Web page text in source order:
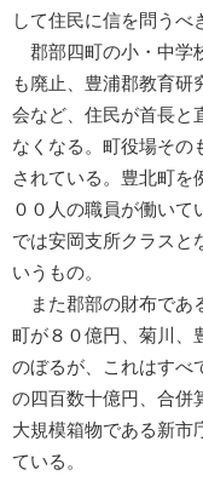
して住民に信を問うべ
郡部四町の小・中学
も廃止、豊浦郡教育研
会など、住民が首長と
なくなる。町役場その
されている。豊北町を
００人の職員が働いて
では安岡支所クラスと
いうもの。
また郡部の財布であ
町が８０億円、菊川、
のぼるが、これはすべ
の四百数十億円、合併
大規模箱物である新市
ている。